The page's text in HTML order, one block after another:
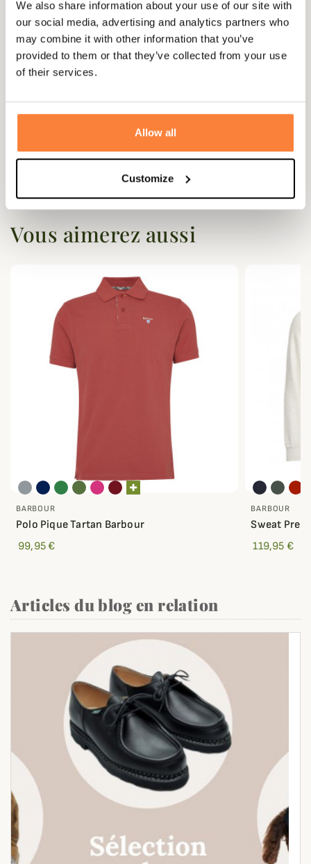
We also share information about your use of our site with
our social media, advertising and analytics partners who
may combine it with other information that you’ve
provided to them or that they’ve collected from your use
of their services.
Allow all
Customize
Mixte
Questions (FAQs)
Poser une question
Vous aimerez aussi
BARBOUR
Polo Pique Tartan Barbour
99,95 €
BARBOUR
Sweat Prep
119,95 €
Articles du blog en relation